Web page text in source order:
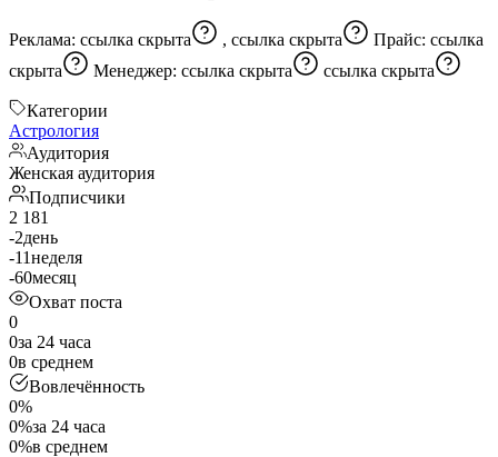
Реклама: ссылка скрыта , ссылка скрыта Прайс: ссылка
скрыта
Менеджер: ссылка скрыта ссылка скрыта
Категории
Астрология
Аудитория
Женская аудитория
Подписчики
2 181
-2день
-11неделя
-60месяц
Охват поста
0
0за 24 часа
0в среднем
Вовлечённость
0%
0%за 24 часа
0%в среднем